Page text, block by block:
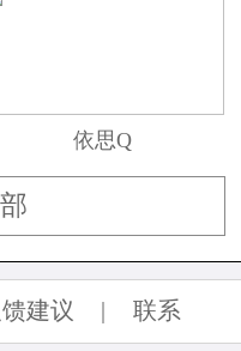
依思Q
馈建议 联系